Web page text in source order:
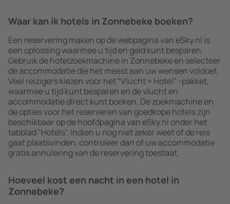
Waar kan ik hotels in Zonnebeke boeken?
Een reservering maken op de webpagina van eSky.nl is
een oplossing waarmee u tijd en geld kunt besparen.
Gebruik de hotelzoekmachine in Zonnebeke en selecteer
de accommodatie die het meest aan uw wensen voldoet.
Veel reizigers kiezen voor het "Vlucht + Hotel" -pakket,
waarmee u tijd kunt besparen en de vlucht en
accommodatie direct kunt boeken. De zoekmachine en
de opties voor het reserveren van goedkope hotels zijn
beschikbaar op de hoofdpagina van eSky.nl onder het
tabblad "Hotels". Indien u nog niet zeker weet of de reis
gaat plaatsvinden, controleer dan of uw accommodatie
gratis annulering van de reservering toestaat.
Hoeveel kost een nacht in een hotel in
Zonnebeke?